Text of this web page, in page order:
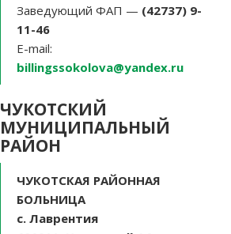
Заведующий ФАП — (42737) 9-
11-46
E-mail:
billingssokolova@yandex.ru
ЧУКОТСКИЙ
МУНИЦИПАЛЬНЫЙ
РАЙОН
ЧУКОТСКАЯ РАЙОННАЯ
БОЛЬНИЦА
с. Лаврентия